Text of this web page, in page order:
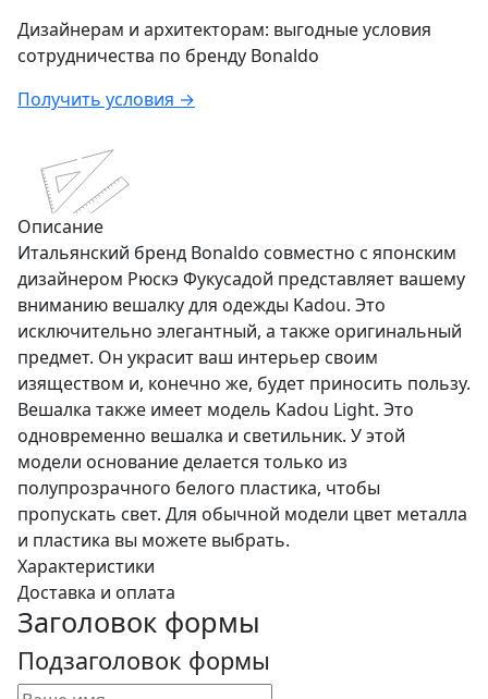
Дизайнерам и архитекторам: выгодные условия
сотрудничества по бренду Bonaldo
Получить условия →
Описание
Итальянский бренд Bonaldo совместно с японским
дизайнером Рюскэ Фукусадой представляет вашему
вниманию вешалку для одежды Kadou. Это
исключительно элегантный, а также оригинальный
предмет. Он украсит ваш интерьер своим
изяществом и, конечно же, будет приносить пользу.
Вешалка также имеет модель Kadou Light. Это
одновременно вешалка и светильник. У этой
модели основание делается только из
полупрозрачного белого пластика, чтобы
пропускать свет. Для обычной модели цвет металла
и пластика вы можете выбрать.
Характеристики
Доставка и оплата
Заголовок формы
Подзаголовок формы